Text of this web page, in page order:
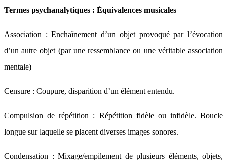
Termes psychanalytiques : Équivalences musicales
Association : Enchaînement d’un objet provoqué par l’évocation
d’un autre objet (par une ressemblance ou une véritable association
mentale)
Censure : Coupure, disparition d’un élément entendu.
Compulsion de répétition : Répétition fidèle ou infidèle. Boucle
longue sur laquelle se placent diverses images sonores.
Condensation : Mixage/empilement de plusieurs éléments, objets,